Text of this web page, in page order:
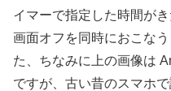
イマーで指定した時間が
画面オフを同時におこな
た、ちなみに上の画像は
ですが、古い昔のスマホ